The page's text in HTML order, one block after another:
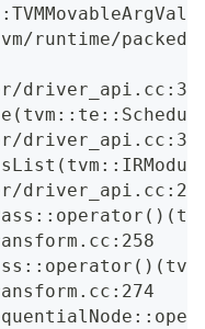
runtime/
(
(
( ) (
( ) (